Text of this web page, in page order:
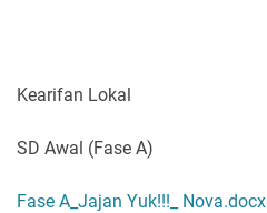
Kearifan Lokal
SD Awal (Fase A)
Fase A_Jajan Yuk!!!_ Nova.docx